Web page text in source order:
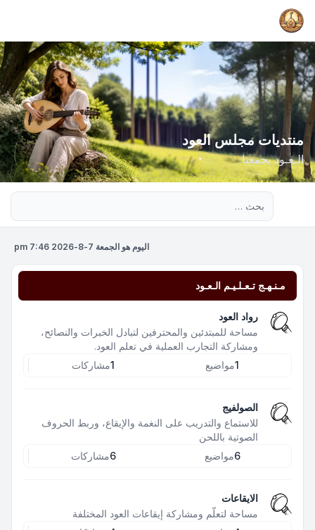
منتديات مجلس العود
الـعـود يجمعنا
اليوم هو الجمعة 7-8-2026 7:46 pm
مـنـهـج تـعـلـيـم الـعـود
رواد العود
مساحة للمبتدئين والمحترفين لتبادل الخبرات والنصائح،
ومشاركة التجارب العملية في تعلم العود.
1مواضيع 1مشاركات
الصولفيج
للاستماع والتدريب على النغمة والإيقاع، وربط الحروف
الصوتية باللحن
6مواضيع 6مشاركات
الايقاعات
مساحة لتعلّم ومشاركة إيقاعات العود المختلفة